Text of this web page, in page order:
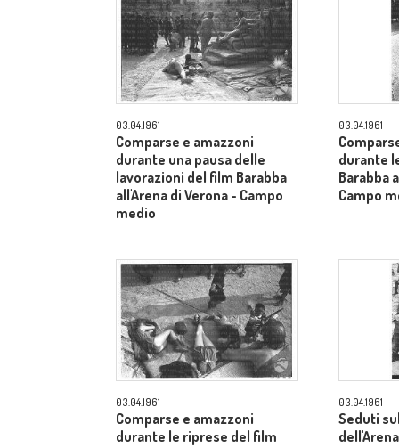
03.04.1961
Comparse e amazzoni
durante una pausa delle
lavorazioni del film Barabba
all'Arena di Verona - Campo
medio
03.04.1961
durante
Barabba
Campo
03.04.1961
Comparse e amazzoni
durante le riprese del film
03.04.1961
Seduti